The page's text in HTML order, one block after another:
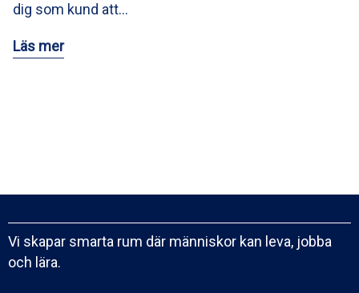
dig som kund att…
Läs mer
Vi skapar smarta rum där människor kan leva, jobba
och lära.